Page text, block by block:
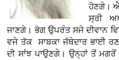
ਹੋਣਗੇ।
ਸ੍ਰੀ
ਜਾਣਗੇ। ਭੋਗ ਉਪਰੰਤ ਸਜੇ ਦੀਵਾਨ
ਵਜੇ ਤੱਕ ਸਾਬਕਾ ਜੱਥੇਦਾਰ ਭਾਈ
ਦੀ ਸਾਂਝ ਪਾਉਣਗੇ। ਉਨ੍ਹਾਂ ਤੋਂ